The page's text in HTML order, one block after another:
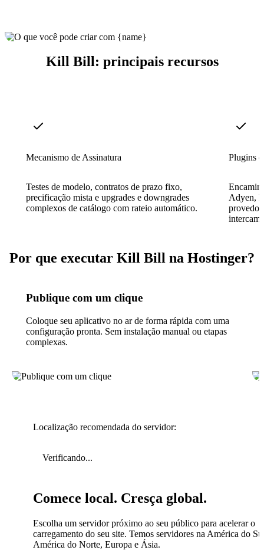
Kill Bill: principais recursos
Mecanismo de Assinatura
Testes de modelo, contratos de prazo fixo,
precificação mista e upgrades e downgrades
complexos de catálogo com rateio automático.
Plugins
Adyen,
Por que executar Kill Bill na Hostinger?
Publique com um clique
Coloque seu aplicativo no ar de forma rápida com uma
configuração pronta. Sem instalação manual ou etapas
complexas.
Localização recomendada do servidor:
Verificando...
Comece local. Cresça global.
Escolha um servidor próximo ao seu público para acelerar o
carregamento do seu site. Temos servidores na América do
América do Norte, Europa e Ásia.